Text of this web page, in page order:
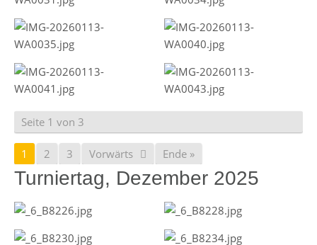
Seite 1 von 3
1 2 3 Vorwärts Ende »
Turniertag, Dezember 2025